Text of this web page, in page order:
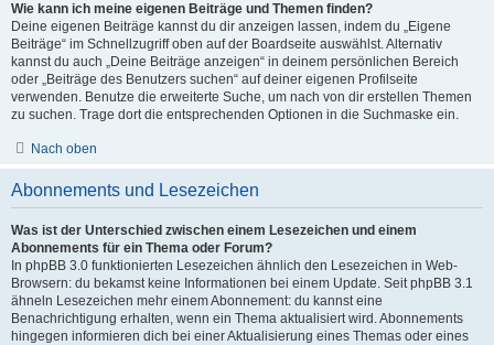
Wie kann ich meine eigenen Beiträge und Themen finden?
Deine eigenen Beiträge kannst du dir anzeigen lassen, indem du „Eigene
Beiträge“ im Schnellzugriff oben auf der Boardseite auswählst. Alternativ
kannst du auch „Deine Beiträge anzeigen“ in deinem persönlichen Bereich
oder „Beiträge des Benutzers suchen“ auf deiner eigenen Profilseite
verwenden. Benutze die erweiterte Suche, um nach von dir erstellen Themen
zu suchen. Trage dort die entsprechenden Optionen in die Suchmaske ein.
Nach oben
Abonnements und Lesezeichen
Was ist der Unterschied zwischen einem Lesezeichen und einem
Abonnements für ein Thema oder Forum?
In phpBB 3.0 funktionierten Lesezeichen ähnlich den Lesezeichen in Web-
Browsern: du bekamst keine Informationen bei einem Update. Seit phpBB 3.1
ähneln Lesezeichen mehr einem Abonnement: du kannst eine
Benachrichtigung erhalten, wenn ein Thema aktualisiert wird. Abonnements
hingegen informieren dich bei einer Aktualisierung eines Themas oder eines